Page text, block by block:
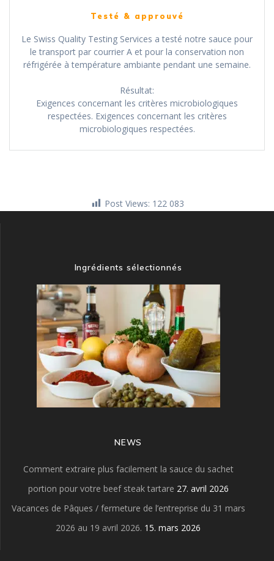
Testé & approuvé
Le Swiss Quality Testing Services a testé notre sauce pour
le transport par courrier A et pour la conservation non
réfrigérée à température ambiante pendant une semaine.
Résultat:
Exigences concernant les critères microbiologiques
respectées. Exigences concernant les critères
microbiologiques respectées.
Post Views: 122 083
Ingrédients sélectionnés
NEWS
Comment extraire plus facilement la sauce du sachet
portion pour votre beef steak tartare 27. avril 2026
Vacances de Pâques / fermeture de l’entreprise du 31 mars
2026 au 19 avril 2026. 15. mars 2026